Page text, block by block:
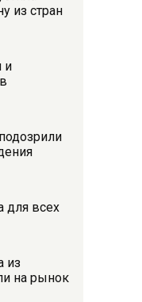
из стран
и
для всех
из
на рынок